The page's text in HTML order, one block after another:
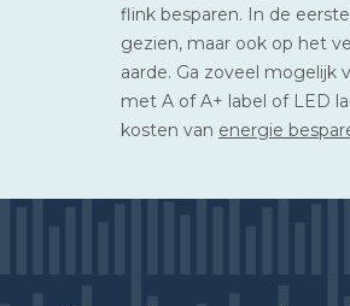
flink besparen. In de
gezien, maar ook op het
aarde. Ga zoveel mogelijk
met A of A+ label of LED
kosten van energie